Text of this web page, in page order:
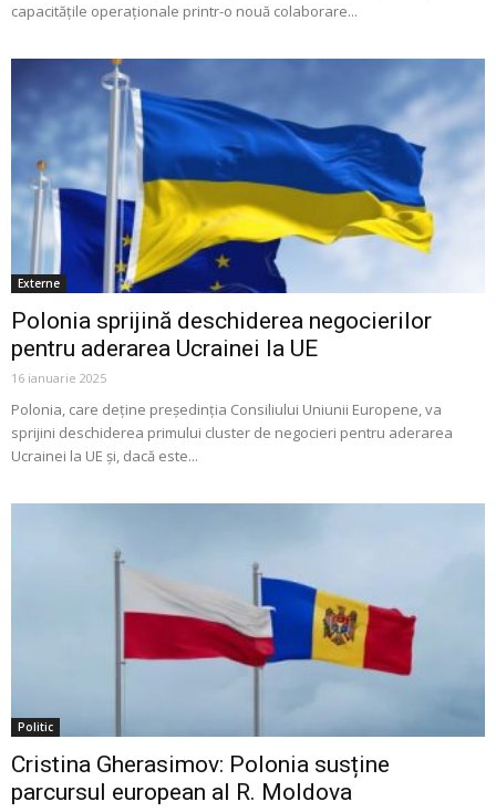
capacitățile operaționale printr-o nouă colaborare...
Externe
Polonia sprijină deschiderea negocierilor
pentru aderarea Ucrainei la UE
16 ianuarie 2025
Polonia, care deține președinția Consiliului Uniunii Europene, va
sprijini deschiderea primului cluster de negocieri pentru aderarea
Ucrainei la UE și, dacă este...
Politic
Cristina Gherasimov: Polonia susține
parcursul european al R. Moldova